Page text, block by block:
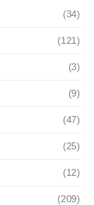
(34)
(121)
(3)
(9)
(47)
(25)
(12)
(209)